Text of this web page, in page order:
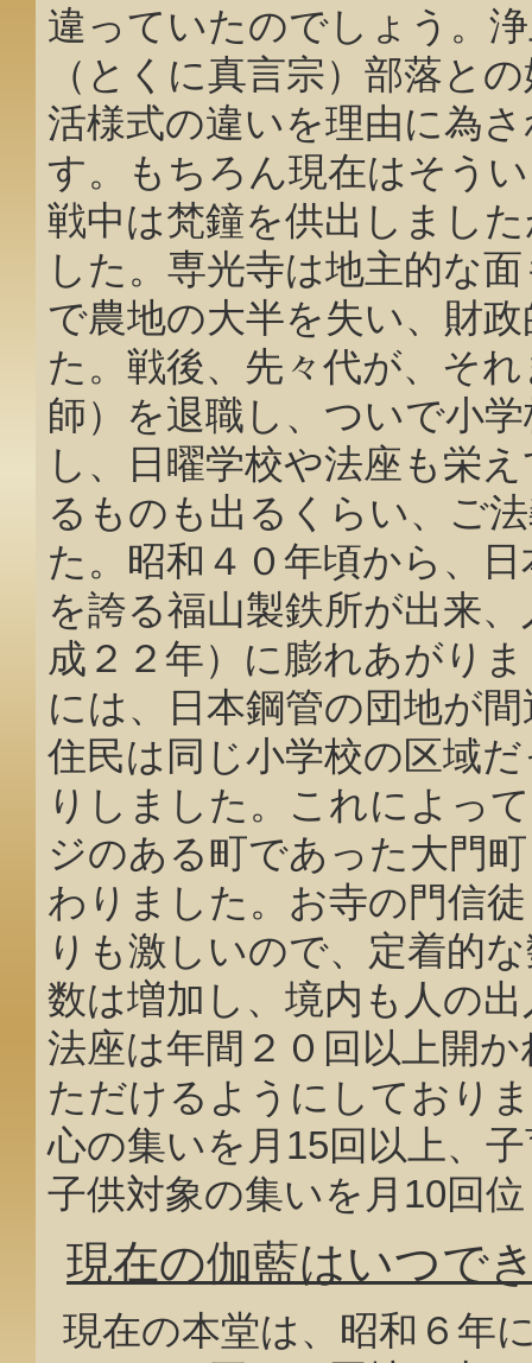
違っていたのでしょう。
（とくに真言宗）部落と
活様式の違いを理由に為
す。もちろん現在はそう
戦中は梵鐘を供出しまし
した。専光寺は地主的な
で農地の大半を失い、財
た。戦後、先々代が、そ
師）を退職し、ついで小
し、日曜学校や法座も栄
るものも出るくらい、ご
た。昭和４０年頃から、
を誇る福山製鉄所が出来
成２２年）に膨れあがり
には、日本鋼管の団地が
住民は同じ小学校の区域
りしました。これによっ
ジのある町であった大門
わりました。お寺の門信
りも激しいので、定着的
数は増加し、境内も人の
法座は年間２０回以上開
ただけるようにしており
心の集いを月15回以上、
子供対象の集いを月10回
現在の伽藍はいつで
現在の本堂は、昭和６年